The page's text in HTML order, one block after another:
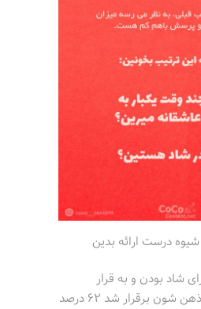
درست ارائه بدین
شاد بودن و به قرار
عاشقانه رفتن توی ذهن شون برقرار شد 62 درصد